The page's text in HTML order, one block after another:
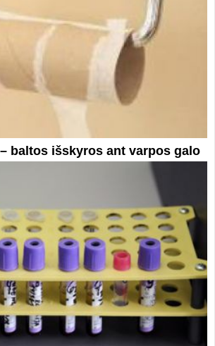
baltos išskyros ant varpos galo